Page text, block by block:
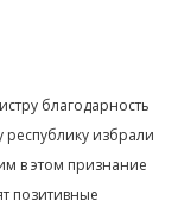
благодарность
избрали
в этом признание
позитивные